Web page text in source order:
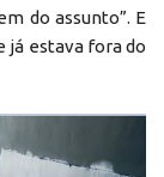
do assunto”. E
já estava fora do